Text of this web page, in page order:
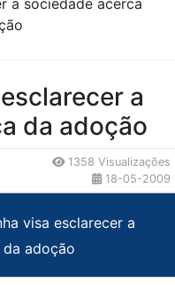
a sociedade acerca
a
da adoção
1358 Visualizações
18-05-2009
visa esclarecer a
adoção